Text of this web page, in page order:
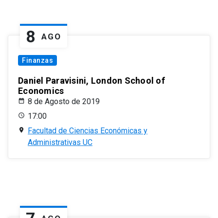
8 AGO
Finanzas
Daniel Paravisini, London School of
Economics
8 de Agosto de 2019
17:00
Facultad de Ciencias Económicas y
Administrativas UC